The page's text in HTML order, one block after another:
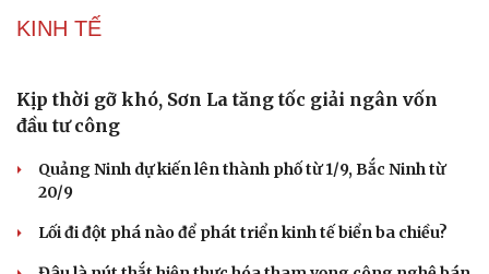
KINH TẾ
Kịp thời gỡ khó, Sơn La tăng tốc giải ngân vốn
đầu tư công
Quảng Ninh dự kiến lên thành phố từ 1/9, Bắc Ninh từ
20/9
Lối đi đột phá nào để phát triển kinh tế biển ba chiều?